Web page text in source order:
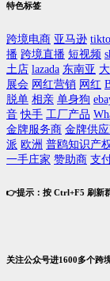
特色标签
跨境电商 亚马逊
播 跨境直播 短视频
土店 lazada 东南亚
展会 网红营销 网红
脱单 相亲 单身狗
音 快手 工厂产品
金牌服务商 金牌供
派 欧洲 普鸥知识产
一手庄家 赞助商 支
👉提示：按 Ctrl+F5 刷新
关注公众号进1600多个跨